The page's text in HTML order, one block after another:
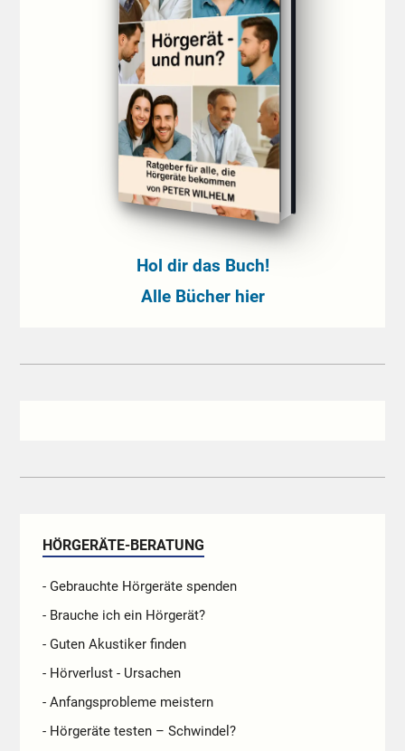
Hol dir das Buch!
Alle Bücher hier
HÖRGERÄTE-BERATUNG
- Gebrauchte Hörgeräte spenden
- Brauche ich ein Hörgerät?
- Guten Akustiker finden
- Hörverlust - Ursachen
- Anfangsprobleme meistern
- Hörgeräte testen – Schwindel?